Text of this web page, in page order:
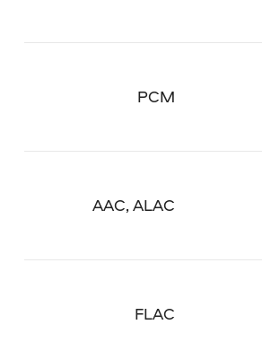
PCM
AAC, ALAC
FLAC